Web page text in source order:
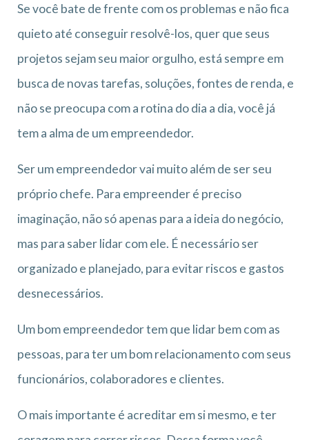
Se você bate de frente com os problemas e não fica
quieto até conseguir resolvê-los, quer que seus
projetos sejam seu maior orgulho, está sempre em
busca de novas tarefas, soluções, fontes de renda, e
não se preocupa com a rotina do dia a dia, você já
tem a alma de um empreendedor.
Ser um empreendedor vai muito além de ser seu
próprio chefe. Para empreender é preciso
imaginação, não só apenas para a ideia do negócio,
mas para saber lidar com ele. É necessário ser
organizado e planejado, para evitar riscos e gastos
desnecessários.
Um bom empreendedor tem que lidar bem com as
pessoas, para ter um bom relacionamento com seus
funcionários, colaboradores e clientes.
O mais importante é acreditar em si mesmo, e ter